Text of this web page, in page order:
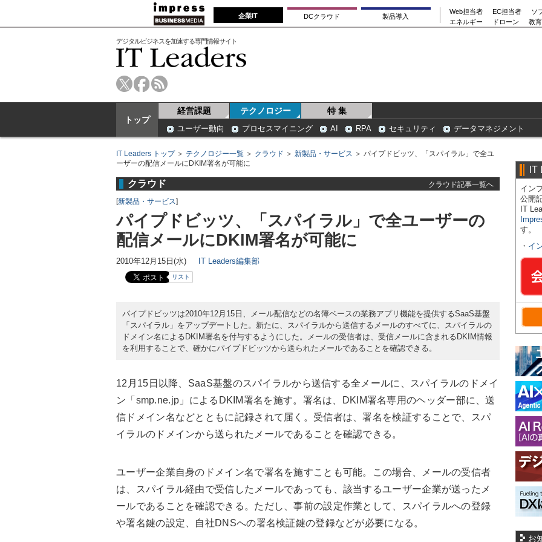
企業IT DCクラウド 製品導入
Web担当者 EC担当者
ソ
エネルギー
ドローン 教
デジタルビジネスを加速する専門情報サイト
トップ
経営課題 テクノロジー 特 集
ユーザー動向 プロセスマイニング AI RPA セキュリティ データマネジメント
IT Leaders トップ＞ テクノロジー一覧 ＞ クラウド ＞ 新製品・サービス ＞ パイプドビッツ、「スパイラル」で全ユ
ーザーの配信メールにDKIM署名が可能に
クラウド
クラウド記事一覧へ
[新製品・サービス]
パイプドビッツ、「スパイラル」で全ユーザーの
配信メールにDKIM署名が可能に
2010年12月15日(水) IT Leaders編集部
リスト
パイプドビッツは2010年12月15日、メール配信などの名簿ベースの業務アプリ機能を提供するSaaS基盤
「スパイラル」をアップデートした。新たに、スパイラルから送信するメールのすべてに、スパイラルの
ドメイン名によるDKIM署名を付与するようにした。メールの受信者は、受信メールに含まれるDKIM情報
を利用することで、確かにパイプドビッツから送られたメールであることを確認できる。
12月15日以降、SaaS基盤のスパイラルから送信する全メールに、スパイラルのドメイ
ン「smp.ne.jp」によるDKIM署名を施す。署名は、DKIM署名専用のヘッダー部に、送
信ドメイン名などとともに記録されて届く。受信者は、署名を検証することで、スパ
イラルのドメインから送られたメールであることを確認できる。
ユーザー企業自身のドメイン名で署名を施すことも可能。この場合、メールの受信者
は、スパイラル経由で受信したメールであっても、該当するユーザー企業が送ったメ
ールであることを確認できる。ただし、事前の設定作業として、スパイラルへの登録
や署名鍵の設定、自社DNSへの署名検証鍵の登録などが必要になる。
IT
イン
公開
IT
す。
・ イ
お